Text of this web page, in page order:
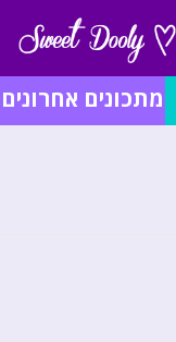
מתכונים אחרונים